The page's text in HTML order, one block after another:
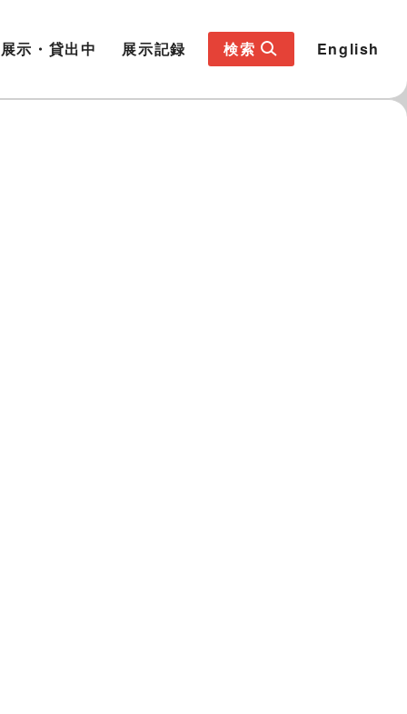
展示・貸出中 展示記録 検索 English